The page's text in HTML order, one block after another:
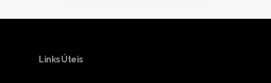
Links Úteis